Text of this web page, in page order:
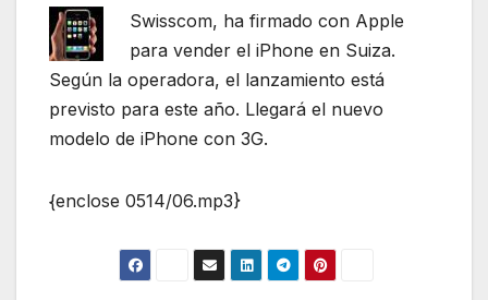
Swisscom, ha firmado con Apple
para vender el iPhone en Suiza.
Según la operadora, el lanzamiento está
previsto para este año. Llegará el nuevo
modelo de iPhone con 3G.
{enclose 0514/06.mp3}